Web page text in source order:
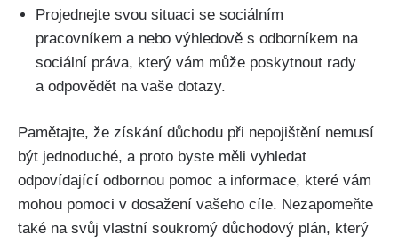
Projednejte svou situaci se sociálním
pracovníkem a nebo výhledově s odborníkem na
sociální práva, který vám může poskytnout rady
a odpovědět na vaše dotazy.
Pamětajte, že získání důchodu při nepojištění nemusí
být jednoduché, a proto byste měli vyhledat
odpovídající odbornou pomoc a informace, které vám
mohou pomoci v dosažení vašeho cíle. Nezapomeňte
také na svůj vlastní soukromý důchodový plán, který